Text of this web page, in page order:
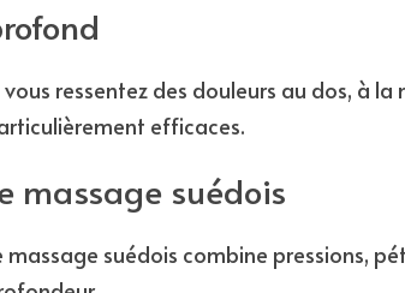
vous ressentez des douleurs au dos, à
efficaces.
massage suédois
massage suédois combine pressions,